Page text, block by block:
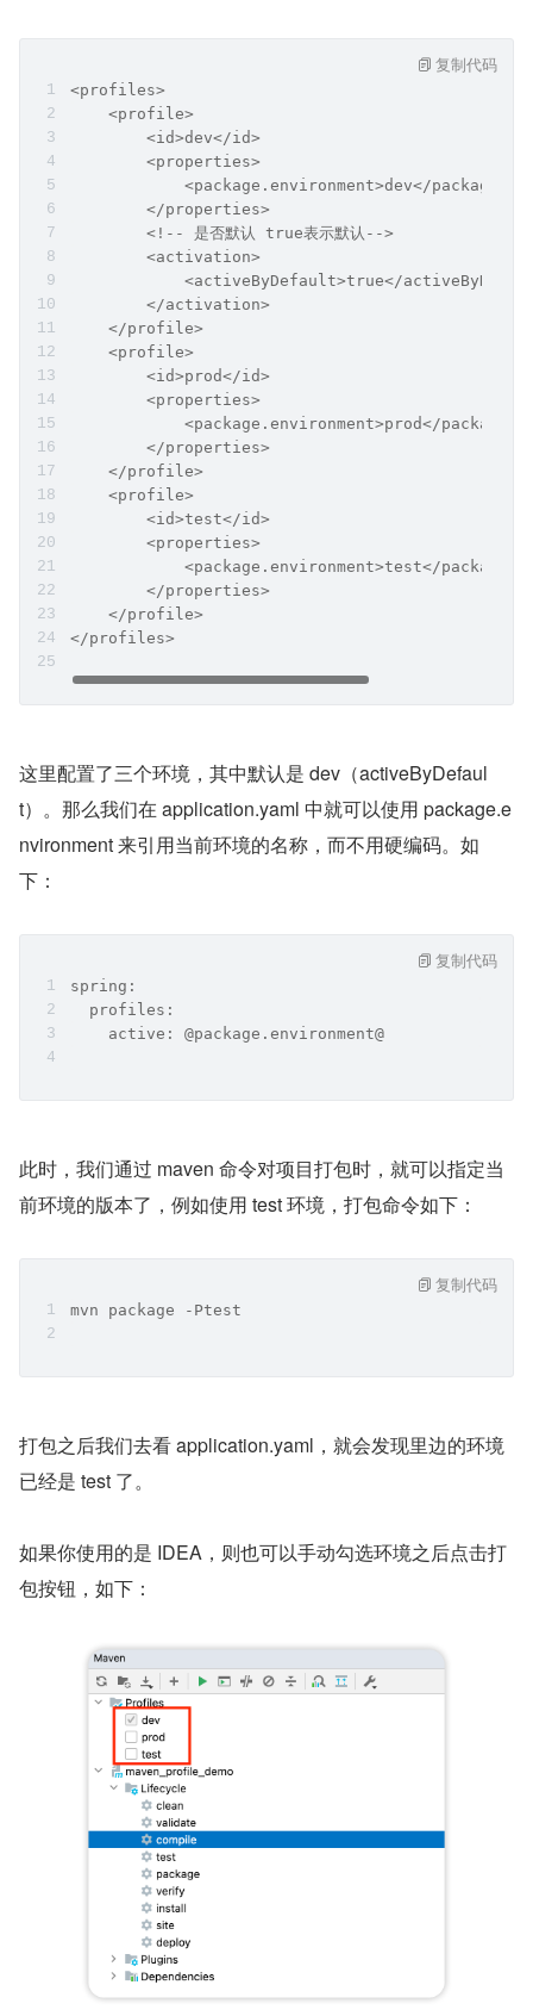
<profiles>
    <profile>
        <id>dev</id>
        <properties>
<package.environment>dev</
        </properties>
        <!-- 是否默认 true表示默认-->
        <activation>
<activeByDefault>true</
        </activation>
    </profile>
    <profile>
        <id>prod</id>
        <properties>
<package.environment>prod</
        </properties>
    </profile>
    <profile>
        <id>test</id>
        <properties>
<package.environment>test</
        </properties>
    </profile>
</profiles>
复制代码
这里配置了三个环境，其中默认是 dev（activeByDefaul
t）。那么我们在 application.yaml 中就可以使用 package.e
nvironment 来引用当前环境的名称，而不用硬编码。如
下：
spring:
  profiles:
    active: @package.environment@
复制代码
此时，我们通过 maven 命令对项目打包时，就可以指定当
前环境的版本了，例如使用 test 环境，打包命令如下：
mvn package -Ptest
复制代码
打包之后我们去看 application.yaml，就会发现里边的环境
已经是 test 了。
如果你使用的是 IDEA，则也可以手动勾选环境之后点击打
包按钮，如下：